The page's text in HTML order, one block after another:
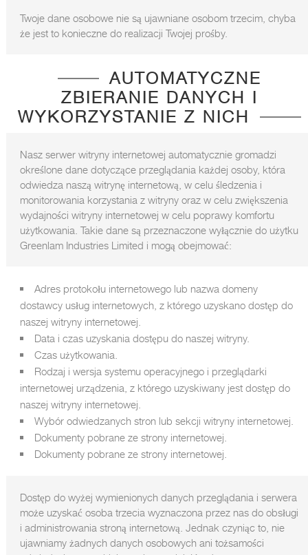
Twoje dane osobowe nie są ujawniane osobom trzecim, chyba
że jest to konieczne do realizacji Twojej prośby.
AUTOMATYCZNE
ZBIERANIE DANYCH I
WYKORZYSTANIE Z NICH
Nasz serwer witryny internetowej automatycznie gromadzi
określone dane dotyczące przeglądania każdej osoby, która
odwiedza naszą witrynę internetową, w celu śledzenia i
monitorowania korzystania z witryny oraz w celu zwiększenia
wydajności witryny internetowej w celu poprawy komfortu
użytkowania. Takie dane są przeznaczone wyłącznie do użytku
Greenlam Industries Limited i mogą obejmować:
Adres protokołu internetowego lub nazwa domeny
dostawcy usług internetowych, z którego uzyskano dostęp do
naszej witryny internetowej.
Data i czas uzyskania dostępu do naszej witryny.
Czas użytkowania.
Rodzaj i wersja systemu operacyjnego i przeglądarki
internetowej urządzenia, z którego uzyskiwany jest dostęp do
naszej witryny internetowej.
Wybór odwiedzanych stron lub sekcji witryny internetowej.
Dokumenty pobrane ze strony internetowej.
Dokumenty pobrane ze strony internetowej.
Dostęp do wyżej wymienionych danych przeglądania i serwera
może uzyskać osoba trzecia wyznaczona przez nas do obsługi
i administrowania stroną internetową. Jednak czyniąc to, nie
ujawniamy żadnych danych osobowych ani tożsamości